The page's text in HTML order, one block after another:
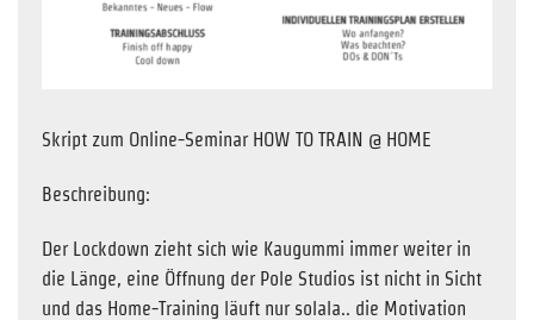
Skript zum Online-Seminar HOW TO TRAIN @ HOME
Beschreibung:
Der Lockdown zieht sich wie Kaugummi immer weiter in
die Länge, eine Öffnung der Pole Studios ist nicht in Sicht
und das Home-Training läuft nur solala.. die Motivation